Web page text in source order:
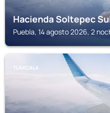
Hacienda Soltepec
Puebla, 14 agosto 2026, 2
TLAXCALA